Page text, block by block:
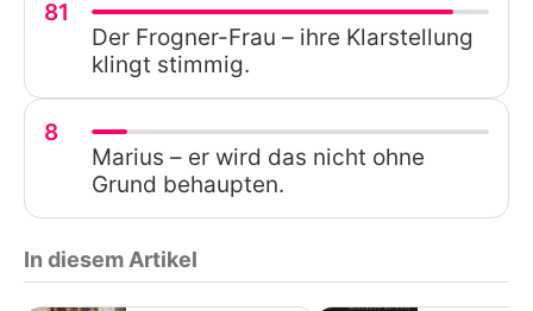
81
Der Frogner-Frau – ihre Klarstellung
klingt stimmig.
8
Marius – er wird das nicht ohne
Grund behaupten.
In diesem Artikel